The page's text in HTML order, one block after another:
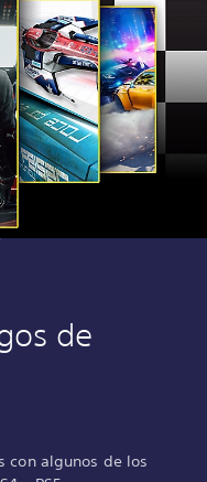
de
con algunos de los